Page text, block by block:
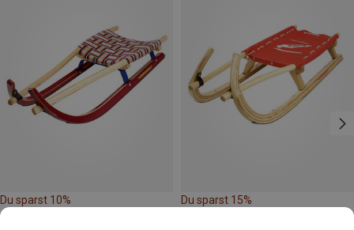
Du sparst 10% Du sparst 15%